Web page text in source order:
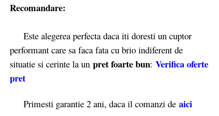
Recomandare:
Este alegerea perfecta daca iti doresti un cuptor
performant care sa faca fata cu brio indiferent de
situatie si cerinte la un pret foarte bun: Verifica oferte
pret
Primesti garantie 2 ani, daca il comanzi de aici